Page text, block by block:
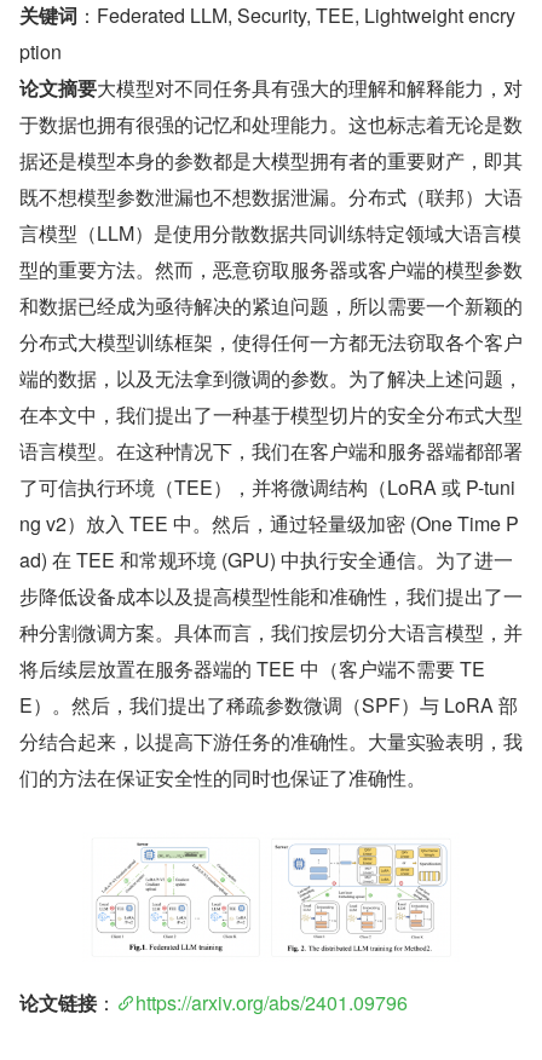
关键词 ：Federated LLM, Security, TEE, Lightweight encry
ption
论文摘要大模型对不同任务具有强大的理解和解释能力，对
于数据也拥有很强的记忆和处理能力。这也标志着无论是数
据还是模型本身的参数都是大模型拥有者的重要财产，即其
既不想模型参数泄漏也不想数据泄漏。分布式（联邦）大语
言模型（LLM）是使用分散数据共同训练特定领域大语言模
型的重要方法。然而，恶意窃取服务器或客户端的模型参数
和数据已经成为亟待解决的紧迫问题，所以需要一个新颖的
分布式大模型训练框架，使得任何一方都无法窃取各个客户
端的数据，以及无法拿到微调的参数。为了解决上述问题，
在本文中，我们提出了一种基于模型切片的安全分布式大型
语言模型。在这种情况下，我们在客户端和服务器端都部署
了可信执行环境（TEE），并将微调结构（LoRA 或 P-tuni
ng v2）放入 TEE 中。然后，通过轻量级加密 (One Time P
ad) 在 TEE 和常规环境 (GPU) 中执行安全通信。为了进一
步降低设备成本以及提高模型性能和准确性，我们提出了一
种分割微调方案。具体而言，我们按层切分大语言模型，并
将后续层放置在服务器端的 TEE 中（客户端不需要 TE
E）。然后，我们提出了稀疏参数微调（SPF）与 LoRA 部
分结合起来，以提高下游任务的准确性。大量实验表明，我
们的方法在保证安全性的同时也保证了准确性。
论文链接： https://arxiv.org/abs/2401.09796